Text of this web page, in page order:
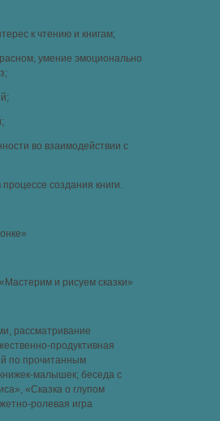
к чтению и книгам;
умение эмоционально
во взаимодействии с
создания книги.
и рисуем сказки»
рассматривание
продуктивная
по прочитанным
малышек; беседа с
«Сказка о глупом
ролевая игра